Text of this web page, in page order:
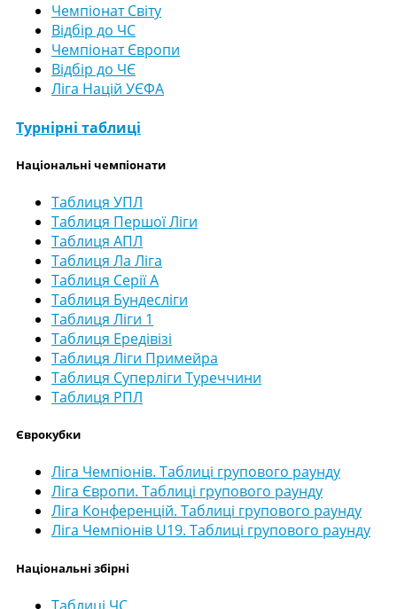
Чемпіонат Світу
Відбір до ЧС
Чемпіонат Європи
Відбір до ЧЄ
Ліга Націй УЄФА
Турнірні таблиці
Національні чемпіонати
Таблиця УПЛ
Таблиця Першої Ліги
Таблиця АПЛ
Таблиця Ла Ліга
Таблиця Серії А
Таблиця Бундесліги
Таблиця Ліги 1
Таблиця Ередівізі
Таблиця Ліги Примейра
Таблиця Суперліги Туреччини
Таблиця РПЛ
Єврокубки
Ліга Чемпіонів. Таблиці групового раунду
Ліга Європи. Таблиці групового раунду
Ліга Конференцій. Таблиці групового раунду
Ліга Чемпіонів U19. Таблиці групового раунду
Національні збірні